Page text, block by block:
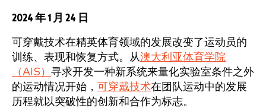
2024 年 1 月 24 日
可穿戴技术在精英体育领域的发展改变了运动员的
训练、表现和恢复方式。从澳大利亚体育学院
（AIS） 寻求开发一种新系统来量化实验室条件之外
的运动情况开始， 可穿戴技术在团队运动中的发展
历程就以突破性的创新和合作为标志。